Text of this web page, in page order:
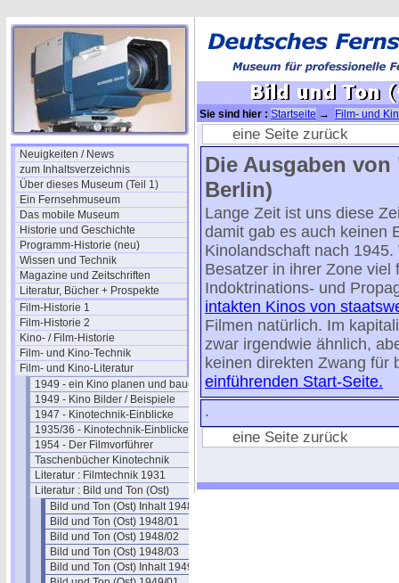
Neuigkeiten / News
zum Inhaltsverzeichnis
Über dieses Museum (Teil 1)
Ein Fernsehmuseum
Das mobile Museum
Historie und Geschichte
Programm-Historie (neu)
Wissen und Technik
Magazine und Zeitschriften
Literatur, Bücher + Prospekte
Film-Historie 1
Film-Historie 2
Kino- / Film-Historie
Film- und Kino-Technik
Film- und Kino-Literatur
1949 - ein Kino planen und bauen
1949 - Kino Bilder / Beispiele
1947 - Kinotechnik-Einblicke
1935/36 - Kinotechnik-Einblicke
1954 - Der Filmvorführer
Taschenbücher Kinotechnik
Literatur : Filmtechnik 1931
Literatur : Bild und Ton (Ost)
Bild und Ton (Ost) Inhalt 1948
Bild und Ton (Ost) 1948/01
Bild und Ton (Ost) 1948/02
Bild und Ton (Ost) 1948/03
Bild und Ton (Ost) Inhalt 1949
Sie sind hier : Startseite →
Film- und
1950/03eine Seite zurück
Die Ausgaben
Berlin)
Lange Zeit ist uns diese
damit gab es auch keinen
Kinolandschaft nach
Besatzer in ihrer Zone viel
Indoktrinations- und
intakten Kinos von
Filmen natürlich. Im
zwar irgendwie ähnlich,
keinen direkten Zwang für
einführenden Start-Seite.
.
eine Seite zurück